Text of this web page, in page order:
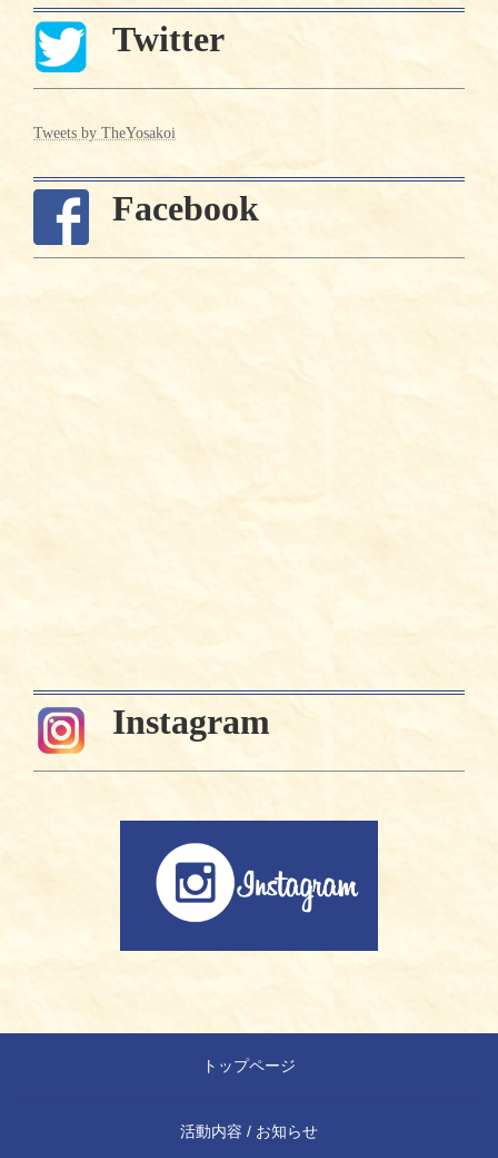
Twitter
Tweets by TheYosakoi
Facebook
Instagram
トップページ
活動内容 / お知らせ